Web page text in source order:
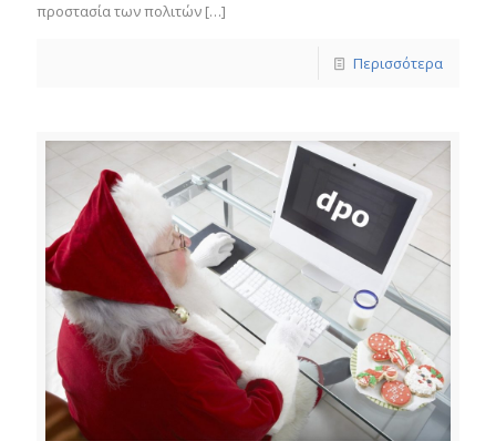
προστασία των πολιτών […]
Περισσότερα